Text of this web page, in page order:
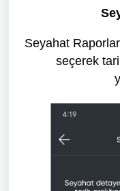
Seyahat
seçerek